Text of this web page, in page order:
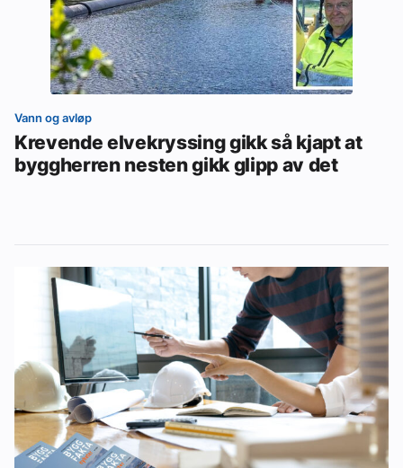
Vann og avløp
Krevende elvekryssing gikk så kjapt at
byggherren nesten gikk glipp av det